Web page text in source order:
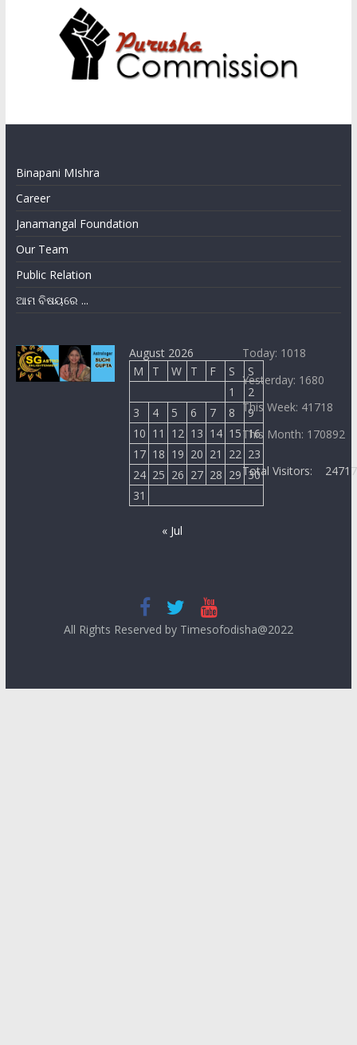
Binapani MIshra
Career
Janamangal Foundation
Our Team
Public Relation
ଆମ ବିଷୟରେ ...
August 2026
M
T W T F S
S
1
2
3
4 5 6 7 8
9
10 11 12 13 14 15 16
17 18 19 20 21 22 23
24 25 26 27 28 29 30
31
« Jul
Today: 1018
Yesterday: 1680
This Week: 41718
This Month: 170892
Total Visitors:
All Rights Reserved by Timesofodisha@2022